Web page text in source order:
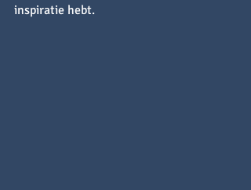
inspiratie hebt.